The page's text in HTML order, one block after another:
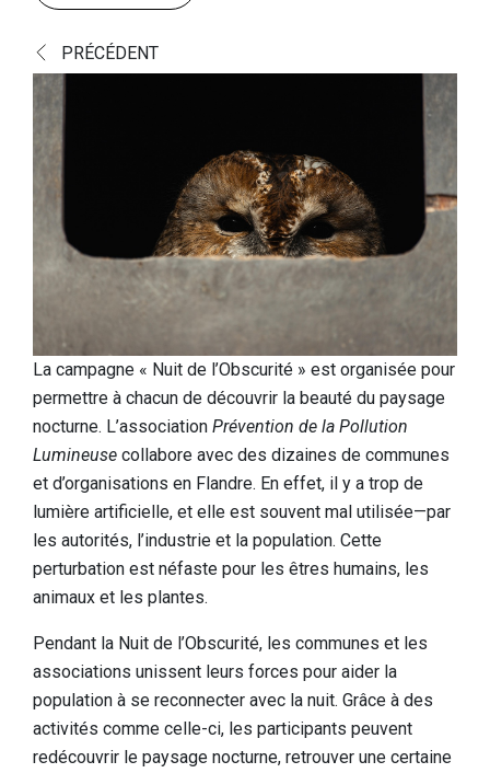
Découvrir
Nature supérieure européenne
Paysage culturel et historique
Une histoire fascinante
Un aperçu des trouvailles
Livre Joyau caché
Informations pratiques
Aire de jeux
Chiens
Nourriture et boissons
Dormir
Lieux d'intérêt dans la région
Accessibilité
Qui sommes-nous
Notre région
Recherche scientifique
PRÉCÉDENT
La campagne « Nuit de l’Obscurité » est organisée pour
permettre à chacun de découvrir la beauté du paysage
nocturne. L’association Prévention de la Pollution
Lumineuse collabore avec des dizaines de communes
et d’organisations en Flandre. En effet, il y a trop de
lumière artificielle, et elle est souvent mal utilisée—par
les autorités, l’industrie et la population. Cette
perturbation est néfaste pour les êtres humains, les
animaux et les plantes.
Pendant la Nuit de l’Obscurité, les communes et les
associations unissent leurs forces pour aider la
population à se reconnecter avec la nuit. Grâce à des
activités comme celle-ci, les participants peuvent
redécouvrir le paysage nocturne, retrouver une certaine